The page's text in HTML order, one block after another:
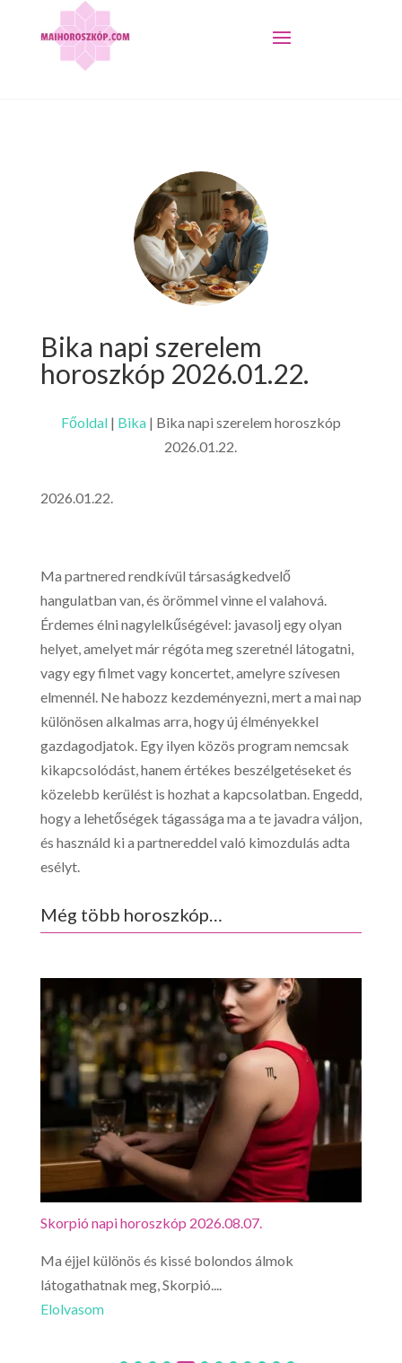
Bika napi szerelem
horoszkóp 2026.01.22.
Főoldal| Bika| Bika napi szerelem horoszkóp
2026.01.22.
2026.01.22.
Ma partnered rendkívül társaságkedvelő
hangulatban van, és örömmel vinne el valahová.
Érdemes élni nagylelkűségével: javasolj egy olyan
helyet, amelyet már régóta meg szeretnél látogatni,
vagy egy filmet vagy koncertet, amelyre szívesen
elmennél. Ne habozz kezdeményezni, mert a mai nap
különösen alkalmas arra, hogy új élményekkel
gazdagodjatok. Egy ilyen közös program nemcsak
kikapcsolódást, hanem értékes beszélgetéseket és
közelebb kerülést is hozhat a kapcsolatban. Engedd,
hogy a lehetőségek tágassága ma a te javadra váljon,
és használd ki a partnereddel való kimozdulás adta
esélyt.
Még több horoszkóp…
Skorpió napi horoszkóp 2026.08.07.
Ma éjjel különös és kissé bolondos álmok
látogathatnak meg, Skorpió....
Elolvasom